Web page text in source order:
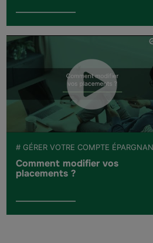
# GÉRER VOTRE COMPTE
Comment modifier vos
placements ?